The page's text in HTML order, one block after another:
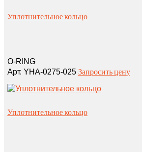
Уплотнительное кольцо
O-RING
Арт. YHA-0275-025 Запросить цену
Уплотнительное кольцо